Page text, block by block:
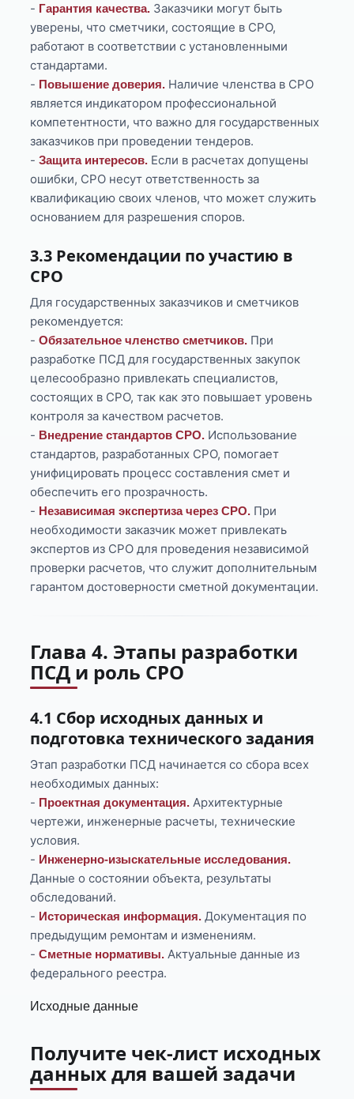
- Гарантия качества. Заказчики могут быть
уверены, что сметчики, состоящие в СРО,
работают в соответствии с установленными
стандартами.
- Повышение доверия. Наличие членства в СРО
является индикатором профессиональной
компетентности, что важно для государственных
заказчиков при проведении тендеров.
-Защита интересов. Если в расчетах допущены
ошибки, СРО несут ответственность за
квалификацию своих членов, что может служить
основанием для разрешения споров.
3.3 Рекомендации по участию в
СРО
Для государственных заказчиков и сметчиков
рекомендуется:
-Обязательное членство сметчиков. При
разработке ПСД для государственных закупок
целесообразно привлекать специалистов,
состоящих в СРО, так как это повышает уровень
контроля за качеством расчетов.
- Внедрение стандартов СРО. Использование
стандартов, разработанных СРО, помогает
унифицировать процесс составления смет и
обеспечить его прозрачность.
- Независимая экспертиза через СРО. При
необходимости заказчик может привлекать
экспертов из СРО для проведения независимой
проверки расчетов, что служит дополнительным
гарантом достоверности сметной документации.
Глава 4. Этапы разработки
ПСД и роль СРО
4.1 Сбор исходных данных и
подготовка технического задания
Этап разработки ПСД начинается со сбора всех
необходимых данных:
- Проектная документация. Архитектурные
чертежи, инженерные расчеты, технические
условия.
- Инженерно-изыскательные исследования.
Данные о состоянии объекта, результаты
обследований.
- Историческая информация. Документация по
предыдущим ремонтам и изменениям.
-Сметные нормативы. Актуальные данные из
федерального реестра.
Исходные данные
Получите чек-лист исходных
данных для вашей задачи